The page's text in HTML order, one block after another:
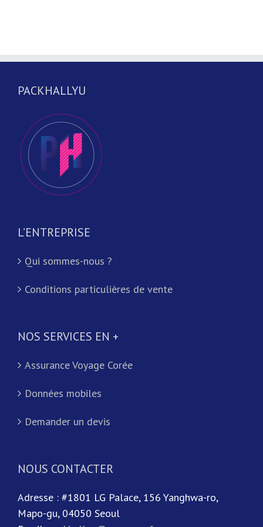
PACKHALLYU
L’ENTREPRISE
Qui sommes-nous ?
Conditions particulières de vente
NOS SERVICES EN +
Assurance Voyage Corée
Données mobiles
Demander un devis
NOUS CONTACTER
Adresse : #1801 LG Palace, 156 Yanghwa-ro,
Mapo-gu, 04050 Seoul